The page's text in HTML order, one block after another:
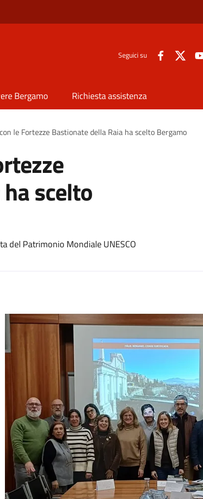
Seguici su
Bergamo Richiesta assistenza
le Fortezze Bastionate della Raia ha scelto Bergamo
scelto
del Patrimonio Mondiale UNESCO